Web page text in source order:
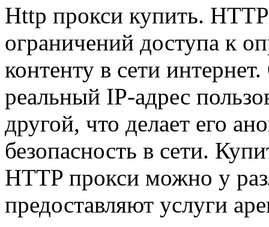
Http прoкси купить.
ограничений доступа к
контенту в сети
реальный IP-адрес
другой, что делает его
безопасность в сети.
HTTP прокси можно у
предоставляют услуги